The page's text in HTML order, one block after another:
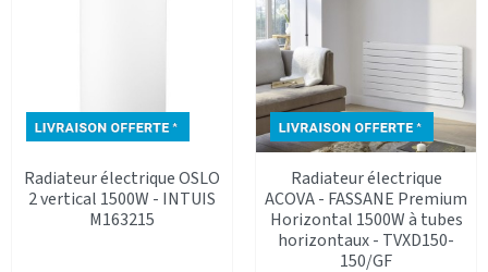
Radiateur électrique OSLO
2 vertical 1500W - INTUIS
M163215
Radiateur électrique
ACOVA - FASSANE Premium
Horizontal 1500W à tubes
horizontaux - TVXD150-
150/GF